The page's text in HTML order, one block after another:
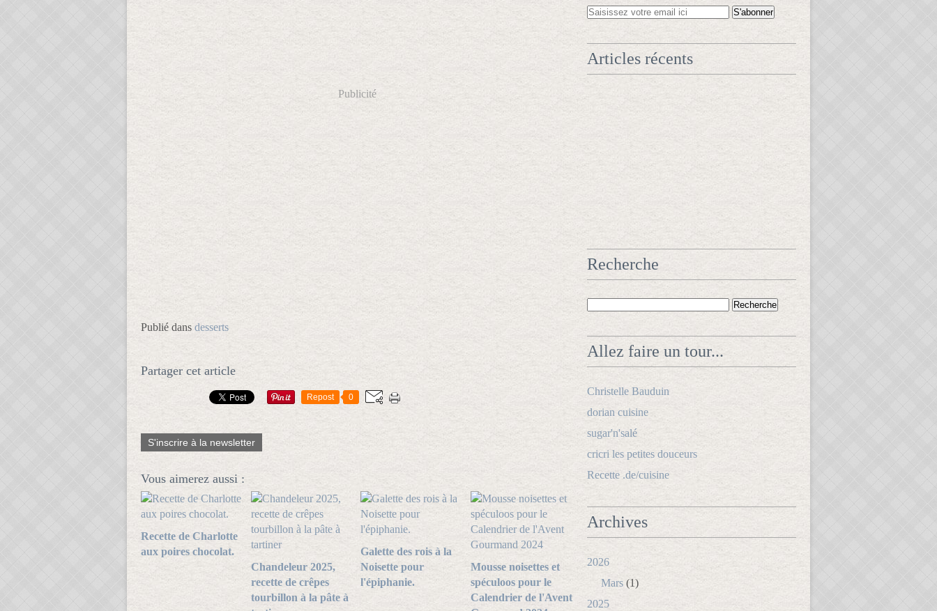
Publicité
Publié dans desserts
Partager cet article
Repost 0
S'inscrire à la newsletter
Vous aimerez aussi :
Recette de Charlotte
aux poires chocolat.
Chandeleur 2025,
recette de crêpes
tourbillon à la pâte à
Galette des rois à la
Noisette pour
l'épiphanie.
Mousse noisettes et
spéculoos pour le
Calendrier de l'Avent
Articles récents
Recherche
Allez faire un tour...
Christelle Bauduin
dorian cuisine
sugar'n'salé
cricri les petites douceurs
Recette .de/cuisine
Archives
2026
Mars (1)
2025